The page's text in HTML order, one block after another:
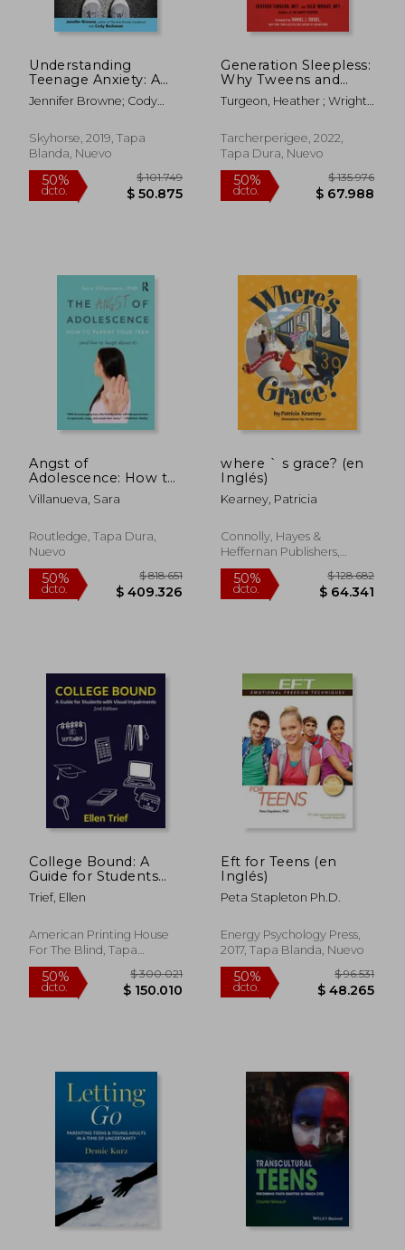
40% $ 65.102 40%
40% $ 60.603 50%
dcto.
Understanding
Teenage Anxiety: A
Parent's Guide to
Improving Your
(en Inglés)
Jennifer Browne; Cody
Skyhorse, 2019, Tapa
Blanda, Nuevo
dcto. $ 50.875
Generation Sleepless:
Why Tweens and
Teens Aren't Sleeping
Enough and How We
Inglés)
Turgeon, Heather ; Wright,
Tarcherperigee, 2022,
Tapa Dura, Nuevo
dcto. $
Angst of
Adolescence: How to
Parent Your Teen and
Live to Laugh about
Villanueva, Sara
Routledge, Tapa Dura,
Nuevo
where ` s grace? (en
Inglés)
Kearney, Patricia
Connolly, Hayes &
Heffernan Publishers,
Nuevo
College Bound: A
Guide for Students
with Visual
Impairments (en
Trief, Ellen
American Printing House
For The Blind, Tapa
Blanda, Nuevo
Eft for Teens (en
Inglés)
Peta Stapleton Ph.D.
Energy Psychology Press,
2017, Tapa Blanda, Nuevo